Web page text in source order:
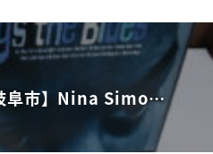
阜市】Nina Simo…